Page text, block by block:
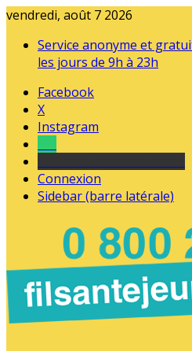
vendredi, août 7 2026
Service anonyme et
les jours de 9h à 23h
Facebook
X
Instagram
Connexion
Sidebar (barre latérale)